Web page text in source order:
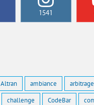
1541
Altran ambiance arbitrage
challenge CodeBar